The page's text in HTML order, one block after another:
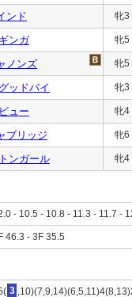
ンド 牝3
ンガ 牝5
ノンズ 牝5
ッドバイ 牝3
ュー 牝4
ブリッジ 牝6
ンガール 牝4
- 10.5 - 10.8 - 11.3 - 11.7 -
46.3 - 3F 35.5
3